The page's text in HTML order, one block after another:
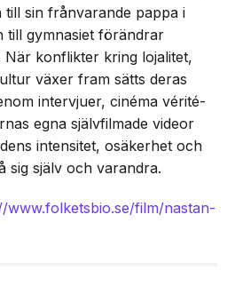
sin frånvarande pappa i
till gymnasiet förändrar
När konflikter kring lojalitet,
växer fram sätts deras
intervjuer, cinéma vérité-
egna självfilmade videor
intensitet, osäkerhet och
sig själv och varandra.
www.folketsbio.se/film/nastan-